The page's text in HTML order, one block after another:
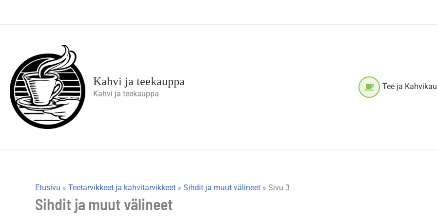
Kahvi ja teekauppa
Kahvi ja teekauppa
Tee ja
Etusivu » Teetarvikkeet ja kahvitarvikkeet » Sihdit ja muut välineet » Sivu 3
Sihdit ja muut välineet